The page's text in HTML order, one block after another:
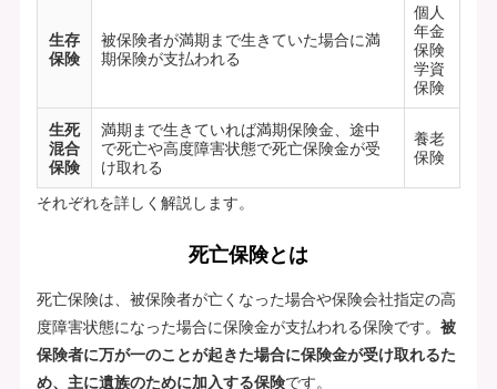
生存
保険
被保険者が満期まで生きていた場合に満
期保険が支払われる
個人
年金
保険
学資
保険
生死
混合
保険
満期まで生きていれば満期保険金、途中
で死亡や高度障害状態で死亡保険金が受
け取れる
養老
保険
それぞれを詳しく解説します。
死亡保険とは
死亡保険は、被保険者が亡くなった場合や保険会社指定の高
度障害状態になった場合に保険金が支払われる保険です。 被
保険者に万が一のことが起きた場合に保険金が受け取れるた
め、主に遺族のために加入する保険です。